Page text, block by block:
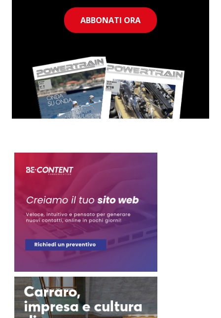
ABBONATI ORA